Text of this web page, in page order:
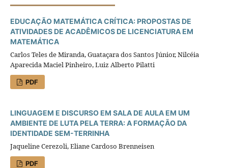
EDUCAÇÃO MATEMÁTICA CRÍTICA: PROPOSTAS DE
ATIVIDADES DE ACADÊMICOS DE LICENCIATURA EM
MATEMÁTICA
Carlos Teles de Miranda, Guataçara dos Santos Júnior, Nilcéia
Aparecida Maciel Pinheiro, Luiz Alberto Pilatti
PDF
LINGUAGEM E DISCURSO EM SALA DE AULA EM UM
AMBIENTE DE LUTA PELA TERRA: A FORMAÇÃO DA
IDENTIDADE SEM-TERRINHA
Jaqueline Cerezoli, Eliane Cardoso Brenneisen
PDF